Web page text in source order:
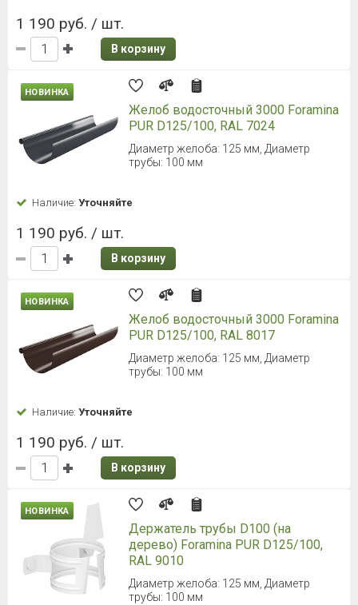
1 190 руб. / шт.
В корзину
НОВИНКА
Желоб водосточный 3000 Foramina
PUR D125/100, RAL 7024
Диаметр желоба: 125 мм, Диаметр
трубы: 100 мм
Наличие: Уточняйте
1 190 руб. / шт.
В корзину
НОВИНКА
Желоб водосточный 3000 Foramina
PUR D125/100, RAL 8017
Диаметр желоба: 125 мм, Диаметр
трубы: 100 мм
Наличие: Уточняйте
1 190 руб. / шт.
В корзину
НОВИНКА
Держатель трубы D100 (на
дерево) Foramina PUR D125/100,
RAL 9010
Диаметр желоба: 125 мм, Диаметр
трубы: 100 мм